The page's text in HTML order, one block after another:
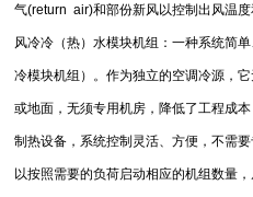
气(return air)和部份新风以控制出风温度
风冷冷（热）水模块机组：一种系统简
冷模块机组）。作为独立的空调冷源，
或地面，无须专用机房，降低了工程成
制热设备，系统控制灵活、方便，不需
以按照需要的负荷启动相应的机组数量